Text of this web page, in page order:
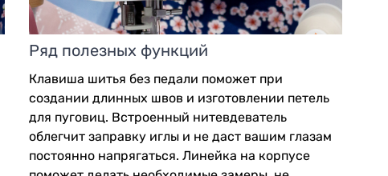
Ряд полезных функций
Клавиша шитья без педали поможет при
создании длинных швов и изготовлении петель
для пуговиц. Встроенный нитевдеватель
облегчит заправку иглы и не даст вашим глазам
постоянно напрягаться. Линейка на корпусе